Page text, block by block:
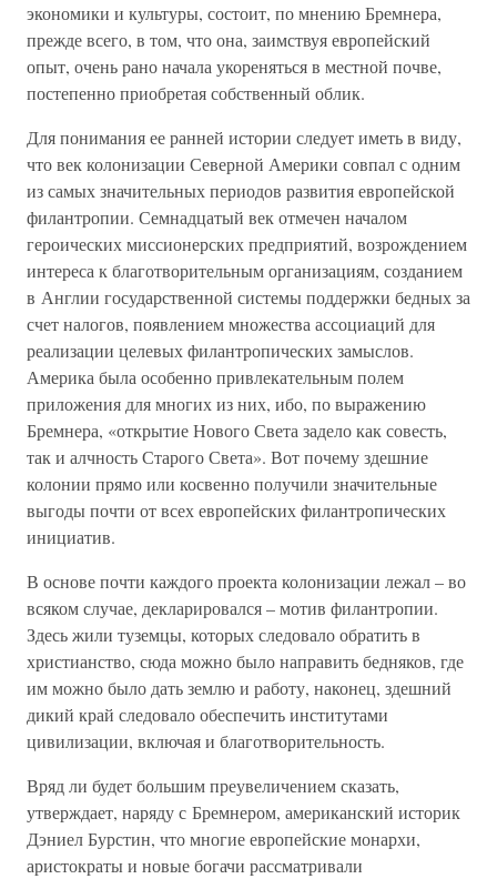
экономики и культуры, состоит, по мнению Бремнера,
прежде всего, в том, что она, заимствуя европейский
опыт, очень рано начала укореняться в местной почве,
постепенно приобретая собственный облик.
Для понимания ее ранней истории следует иметь в виду,
что век колонизации Северной Америки совпал с одним
из самых значительных периодов развития европейской
филантропии. Семнадцатый век отмечен началом
героических миссионерских предприятий, возрождением
интереса к благотворительным организациям, созданием
в Англии государственной системы поддержки бедных за
счет налогов, появлением множества ассоциаций для
реализации целевых филантропических замыслов.
Америка была особенно привлекательным полем
приложения для многих из них, ибо, по выражению
Бремнера, «открытие Нового Света задело как совесть,
так и алчность Старого Света». Вот почему здешние
колонии прямо или косвенно получили значительные
выгоды почти от всех европейских филантропических
инициатив.
В основе почти каждого проекта колонизации лежал – во
всяком случае, декларировался – мотив филантропии.
Здесь жили туземцы, которых следовало обратить в
христианство, сюда можно было направить бедняков, где
им можно было дать землю и работу, наконец, здешний
дикий край следовало обеспечить институтами
цивилизации, включая и благотворительность.
Вряд ли будет большим преувеличением сказать,
утверждает, наряду с Бремнером, американский историк
Дэниел Бурстин, что многие европейские монархи,
аристократы и новые богачи рассматривали